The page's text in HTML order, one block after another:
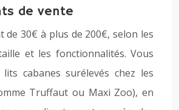
de vente
de 30€ à plus de 200€, selon les
et les fonctionnalités. Vous
cabanes surélevés chez les
Truffaut ou Maxi Zoo), en